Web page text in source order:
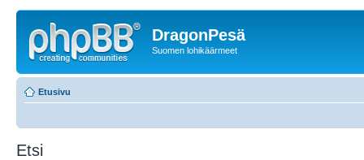
DragonPesä
Suomen lohikäärmeet
Etusivu
Etsi